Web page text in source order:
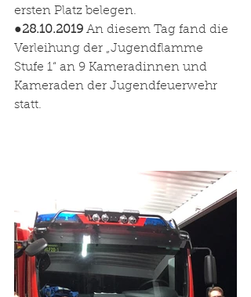
ersten Platz belegen.
●28.10.2019 An diesem Tag fand die
Verleihung der „Jugendflamme
Stufe 1“ an 9 Kameradinnen und
Kameraden der Jugendfeuerwehr
statt.